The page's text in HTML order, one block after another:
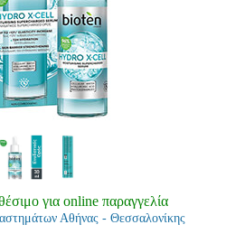
για online παραγγελία
Αθήνας - Θεσσαλονίκης